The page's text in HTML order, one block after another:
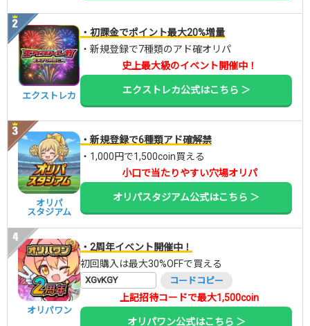
エクストレカ
・初課金でポイント最大20%増量
・新規登録で7種類のアド確オリパ
史上最大級のイベント開催中！
エクストレカ公式はこちら ＞
オリパ
スタジアム
・新規登録で6種類アド確解禁
・1,000円で1,500coin買える
小口で当たりやすい穴場オリパ
オリパスタジアム公式はこちら ＞
オリパワン
・2周年イベント開催中！
初回購入は最大30%OFFで買える
XGvKGY コードコピー
上記招待コードで最大1,500coin
オリパワン公式はこちら ＞